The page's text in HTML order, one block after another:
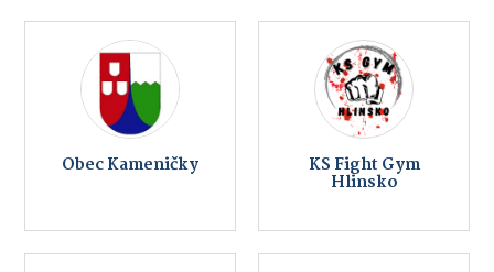
Obec Kameničky KS Fight Gym
Hlinsko